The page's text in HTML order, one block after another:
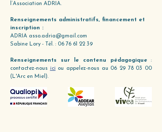
l’Association ADRIA.
Renseignements administratifs, financement et
inscription :
ADRIA asso.adria@gmail.com
Sabine Lory - Tél. : 06 76 61 22 39
Renseignements sur le contenu pédagogique :
contactez-nous ici ou appelez-nous au 06 29 78 03 00
(L'Arc en Miel).